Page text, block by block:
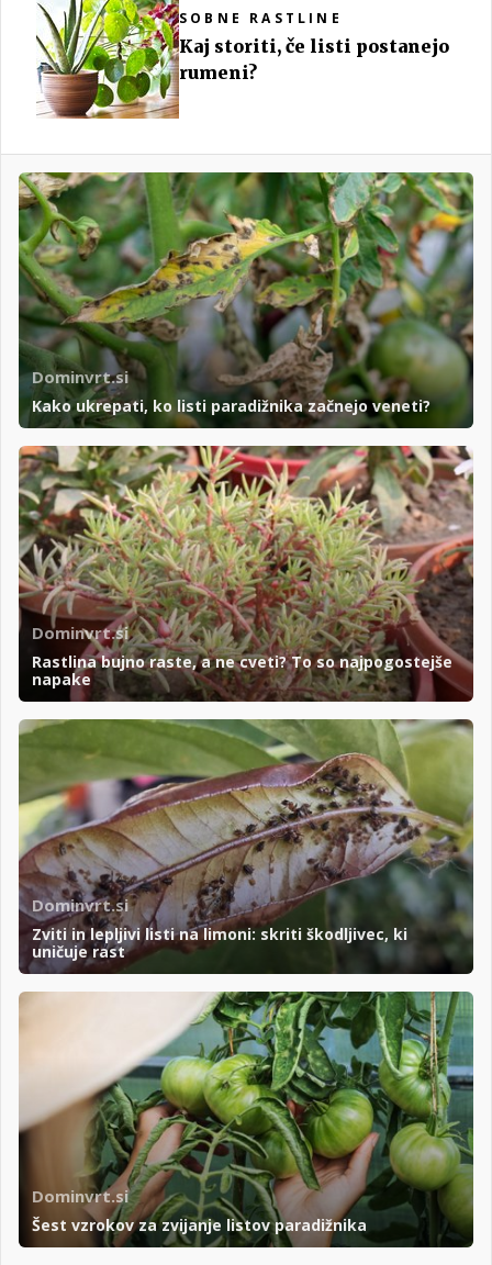
SOBNE RASTLINE
Kaj storiti, če listi postanejo
rumeni?
Dominvrt.si
Kako ukrepati, ko listi paradižnika začnejo veneti?
Dominvrt.si
Rastlina bujno raste, a ne cveti? To so najpogostejše
napake
Dominvrt.si
Zviti in lepljivi listi na limoni: skriti škodljivec, ki
uničuje rast
Dominvrt.si
Šest vzrokov za zvijanje listov paradižnika